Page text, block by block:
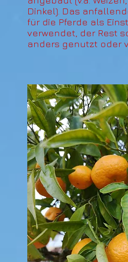
Dinkel). Das
für die Pferde als
verwendet, der Rest
anders genutzt oder